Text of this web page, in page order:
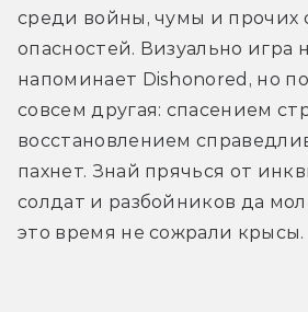
среди войны, чумы и прочих
опасностей. Визуально игра
напоминает Dishonored, но
совсем другая: спасением
восстановлением
пахнет. Знай прячься от
солдат и разбойников да
это время не сожрали крысы.